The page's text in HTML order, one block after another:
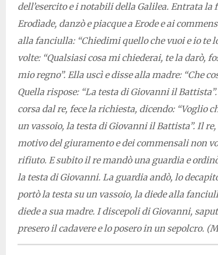
dell’esercito e i notabili della Galilea. Entrata la
Erodìade, danzò e piacque a Erode e ai
alla fanciulla: “Chiedimi quello che vuoi e io te
volte: “Qualsiasi cosa mi chiederai, te la darò,
mio regno”. Ella uscì e disse alla madre: “Che
Quella rispose: “La testa di Giovanni il
corsa dal re, fece la richiesta, dicendo: “Voglio
un vassoio, la testa di Giovanni il Battista”. Il
motivo del giuramento e dei commensali non
rifiuto. E subito il re mandò una guardia e
la testa di Giovanni. La guardia andò, lo
portò la testa su un vassoio, la diede alla
diede a sua madre. I discepoli di Giovanni,
presero il cadavere e lo posero in un sepolcro.